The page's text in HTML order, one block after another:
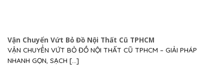
Vận Chuyển Vứt Bỏ Đồ Nội Thất Cũ TPHCM
VẬN CHUYỂN VỨT BỎ ĐỒ NỘI THẤT CŨ TPHCM – GIẢI PHÁP
NHANH GỌN, SẠCH [...]